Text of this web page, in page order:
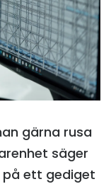
gärna rusa
säger
ett gediget